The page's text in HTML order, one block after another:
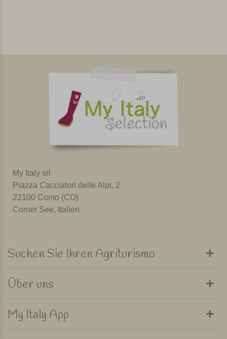
My Italy srl
Piazza Cacciatori delle Alpi, 2
22100 Como (CO)
Comer See, Italien
Suchen Sie Ihren Agriturismo
Über uns
My Italy App